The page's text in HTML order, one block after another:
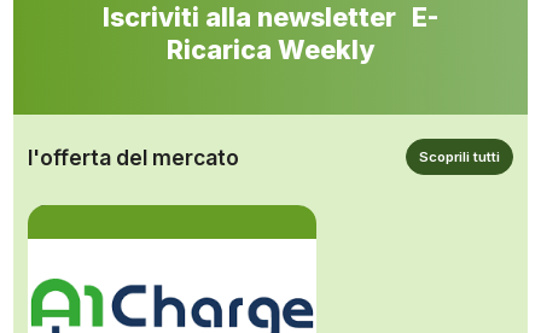
Iscriviti alla newsletter E-
Ricarica Weekly
l'offerta del mercato Scoprili tutti